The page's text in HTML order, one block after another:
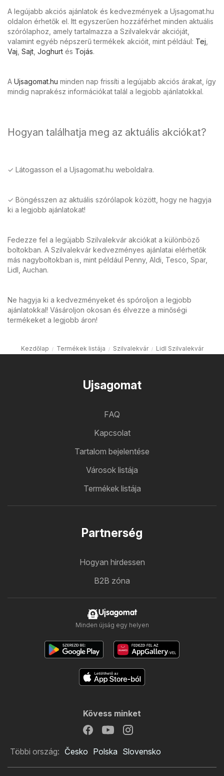
A legújabb akciós ajánlatok és kedvezmények a Ujsagomat.hu
oldalon érhetők el. Itt egyszerűen hozzáférhet minden aktuális
szórólaphoz, amely tartalmazza a Szilvalekvár akcióját,
valamint egyéb népszerű termékek akcióit, mint például: Tej
Vaj Sajt Joghurt és Tojás.
A Ujsagomat.hu minden nap frissíti a legújabb akciós árakat, így
mindig naprakész információkat talál a legjobb ajánlatokkal.
Hogyan találhatja meg az aktuális akciókat?
✓ Látogasson el a Ujsagomat.hu weboldalra.
✓ Böngésszen az aktuális szórólapok között, hogy ne hagyja
ki a legjobb ajánlatokat!
Fedezze fel a legújabb Szilvalekvár akciókat a különböző
boltokban. A Szilvalekvár kedvezményes ajánlatai elérhetők
más nagyboltokban is, mint például Penny, Aldi, Tesco, Spar,
Lidl, Auchan.
Ne hagyja ki a kedvezményeket és spóroljon a legjobb
ajánlatokkal! Vásároljon okosan és élvezze a minőségi
termékeket a legjobb áron!
Kezdőlap Termékek listája Szilvalekvár Lidl Szilvalekvár
Ujsagomat
FAQ
Kapcsolat
Tartalom bejelentése
Városok listája
Termékek listája
Partnerség
Hogyan hirdessen
B2B zóna
Ujsagomat
Minden újság egy helyen
Kövess minket
Többi ország: Česko Polska Slovensko